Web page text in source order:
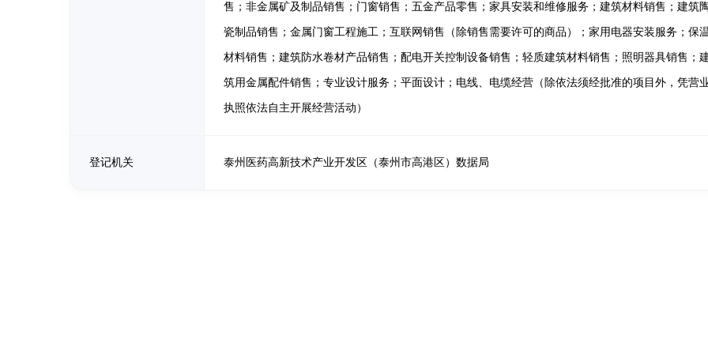
售；非金属矿及制品销售；门窗销售；五金产品零售；家具安装和维修服务；建筑材料销售；建筑
瓷制品销售；金属门窗工程施工；互联网销售（除销售需要许可的商品）；家用电器安装服务；保
材料销售；建筑防水卷材产品销售；配电开关控制设备销售；轻质建筑材料销售；照明器具销售；
筑用金属配件销售；专业设计服务；平面设计；电线、电缆经营（除依法须经批准的项目外，凭营
执照依法自主开展经营活动）
登记机关 泰州医药高新技术产业开发区（泰州市高港区）数据局